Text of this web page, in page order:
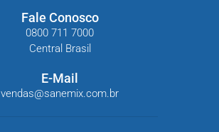
Fale Conosco
0800 711 7000
Central Brasil
E-Mail
vendas@sanemix.com.br